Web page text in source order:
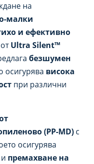
на
малки
и ефективно
Ultra Silent™
безшумен
осигурява висока
при различни
(PP-MD) с
осигурява
и премахване на